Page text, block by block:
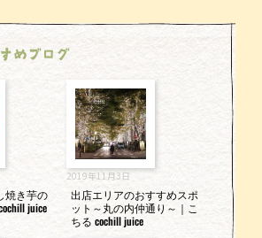
めブログ
焼き芋の
juice
2019年11月3日
出店エリアのおすすめスポ
ット～丸の内仲通り～｜こ
ちる cochill juice